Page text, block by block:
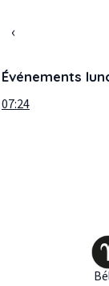
‹
Événements
07:24